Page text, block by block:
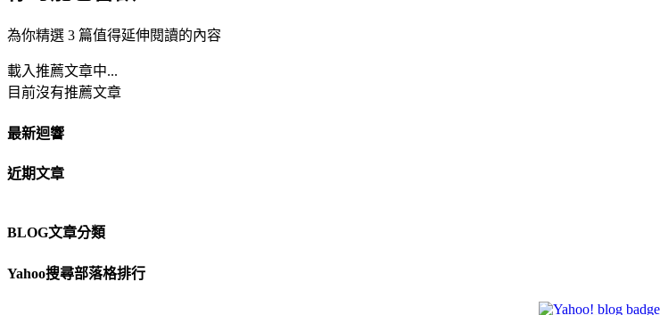
為你精選 3 篇值得延伸閱讀的內容
載入推薦文章中...
目前沒有推薦文章
最新迴響
近期文章
BLOG文章分類
Yahoo搜尋部落格排行